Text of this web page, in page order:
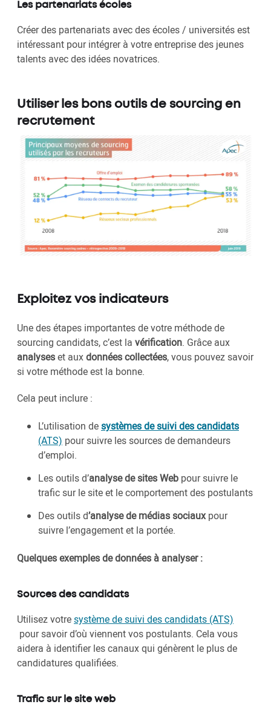
Les partenariats écoles
Créer des partenariats avec des écoles / universités est
intéressant pour intégrer à votre entreprise des jeunes
talents avec des idées novatrices.
Utiliser les bons outils de sourcing en
recrutement
Exploitez vos indicateurs
Une des étapes importantes de votre méthode de
sourcing candidats, c’est la vérification. Grâce aux
analyseset auxdonnées collectées, vous pouvez savoir
si votre méthode est la bonne.
Cela peut inclure :
L’utilisation desystèmes de suivi des candidats
(ATS) pour suivre les sources de demandeurs
d’emploi.
Les outils d’analyse de sites Web pour suivre le
trafic sur le site et le comportement des postulants
Des outils d’analyse de médias sociauxpour
suivre l’engagement et la portée.
Quelques exemples de données à analyser :
Sources des candidats
Utilisez votresystème de suivi des candidats (ATS)
pour savoir d’où viennent vos postulants. Cela vous
aidera à identifier les canaux qui génèrent le plus de
candidatures qualifiées.
Trafic sur le site web